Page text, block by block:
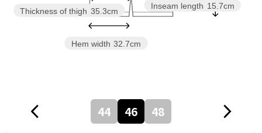
Inseam length 15.7cm
Hem width 32.7cm
Thickness of thigh 35.3cm
44 46 48